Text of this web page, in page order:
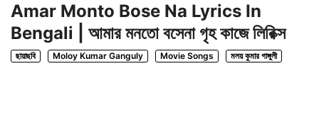
Amar Monto Bose Na Lyrics In
Bengali | আমার মনতো বসেনা গৃহ কাজে লিরিক্স
ছায়াছবি Moloy Kumar Ganguly Movie Songs মলয় কুমার গাঙ্গুলী